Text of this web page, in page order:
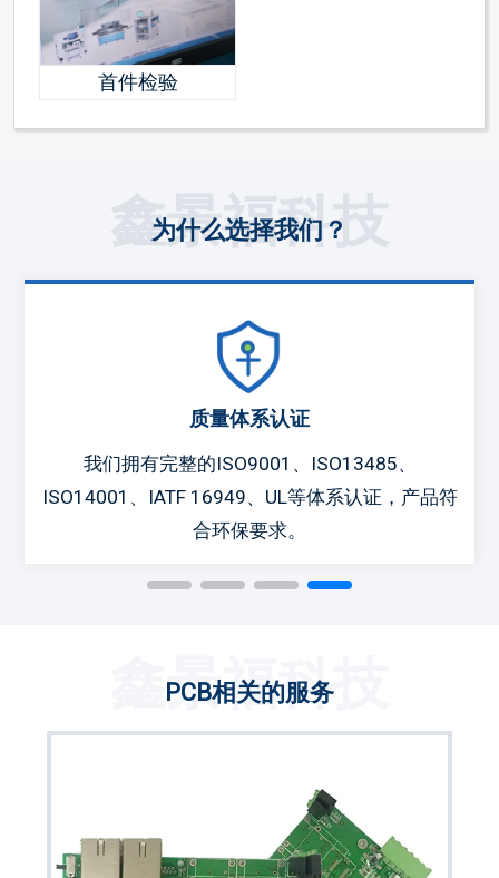
首件检验
鑫景福科技
为什么选择我们？
质量体系认证
我们拥有完整的ISO9001、ISO13485、
ISO14001、IATF 16949、UL等体系认证，产品符
合环保要求。
鑫景福科技
PCB相关的服务